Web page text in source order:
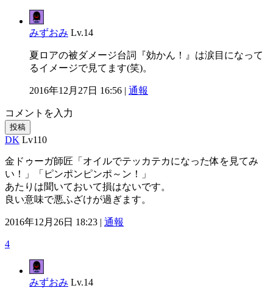
みずおみ Lv.14
夏ロアの被ダメージ台詞『効かん！』は涙目になって
るイメージで見てます(笑)。
2016年12月27日 16:56 | 通報
コメントを入力
投稿
DK Lv110
金ドゥーガ師匠「オイルでテッカテカになった体を見てみ
い！」「ピンポンピンポ～ン！」
あたりは聞いておいて損はないです。
良い意味で悪ふざけが過ぎます。
2016年12月26日 18:23 | 通報
4
みずおみ Lv.14